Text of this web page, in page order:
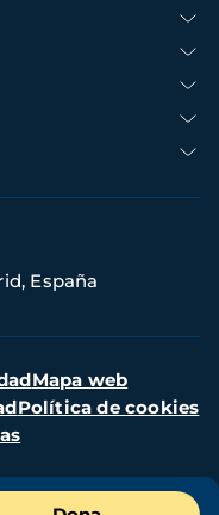
España
Mapa web
Política de cookies